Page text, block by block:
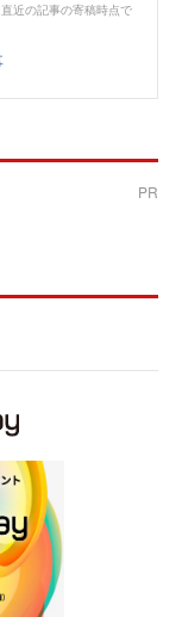
近の記事の寄稿時点で
PR